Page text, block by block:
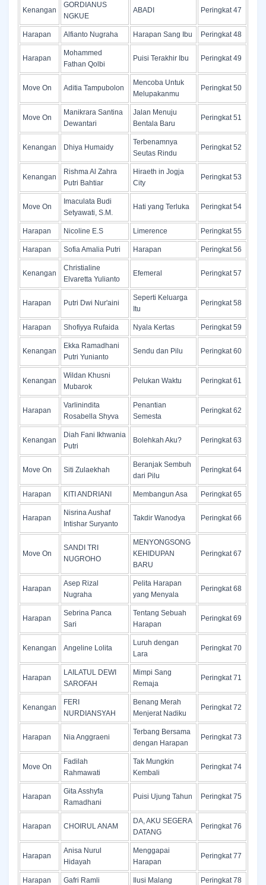
Kenangan
GORDIANUS
NGKUE
ABADI Peringkat 47
Harapan Alfianto Nugraha Harapan Sang Ibu Peringkat 48
Harapan
Mohammed
Fathan Qolbi
Puisi Terakhir Ibu Peringkat 49
Move On Aditia Tampubolon
Mencoba Untuk
Melupakanmu
Peringkat 50
Move On
Manikrara Santina
Dewantari
Jalan Menuju
Bentala Baru
Peringkat 51
Kenangan Dhiya Humaidy
Terbenamnya
Seutas Rindu
Peringkat 52
Kenangan
Rishma Al Zahra
Putri Bahtiar
Hiraeth in Jogja
City
Peringkat 53
Move On
Imaculata Budi
Setyawati, S.M.
Hati yang Terluka Peringkat 54
Harapan Nicoline E.S Limerence Peringkat 55
Harapan Sofia Amalia Putri Harapan Peringkat 56
Kenangan
Christialine
Elvaretta Yulianto
Efemeral Peringkat 57
Harapan Putri Dwi Nur'aini
Seperti Keluarga
Itu
Peringkat 58
Harapan Shofiyya Rufaida Nyala Kertas Peringkat 59
Kenangan
Ekka Ramadhani
Putri Yunianto
Sendu dan Pilu Peringkat 60
Kenangan
Wildan Khusni
Mubarok
Pelukan Waktu Peringkat 61
Harapan
Varlinindita
Rosabella Shyva
Penantian
Semesta
Peringkat 62
Kenangan
Diah Fani Ikhwania
Putri
Bolehkah Aku? Peringkat 63
Move On Siti Zulaekhah
Beranjak Sembuh
dari Pilu
Peringkat 64
Harapan KITI ANDRIANI Membangun Asa Peringkat 65
Harapan
Nisrina Aushaf
Intishar Suryanto
Takdir Wanodya Peringkat 66
Move On
SANDI TRI
NUGROHO
MENYONGSONG
KEHIDUPAN
BARU
Peringkat 67
Harapan
Asep Rizal
Nugraha
Pelita Harapan
yang Menyala
Peringkat 68
Harapan
Sebrina Panca
Sari
Tentang Sebuah
Harapan
Peringkat 69
Kenangan Angeline Lolita
Luruh dengan
Lara
Peringkat 70
Harapan
LAILATUL DEWI
SAROFAH
Mimpi Sang
Remaja
Peringkat 71
Kenangan
FERI
NURDIANSYAH
Benang Merah
Menjerat Nadiku
Peringkat 72
Harapan Nia Anggraeni
Terbang Bersama
dengan Harapan
Peringkat 73
Move On
Fadilah
Rahmawati
Tak Mungkin
Kembali
Peringkat 74
Harapan
Gita Asshyfa
Ramadhani
Puisi Ujung Tahun Peringkat 75
Harapan CHOIRUL ANAM
DA, AKU SEGERA
DATANG
Peringkat 76
Harapan
Anisa Nurul
Hidayah
Menggapai
Harapan
Peringkat 77
Harapan Gafri Ramli Ilusi Malang Peringkat 78